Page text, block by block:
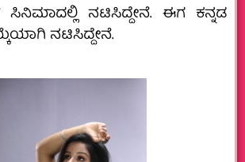
ನಟಿಸಿದ್ದೇನೆ. ಈಗ ಕನ್ನಡ
ನಟಿಸಿದ್ದೇನೆ.